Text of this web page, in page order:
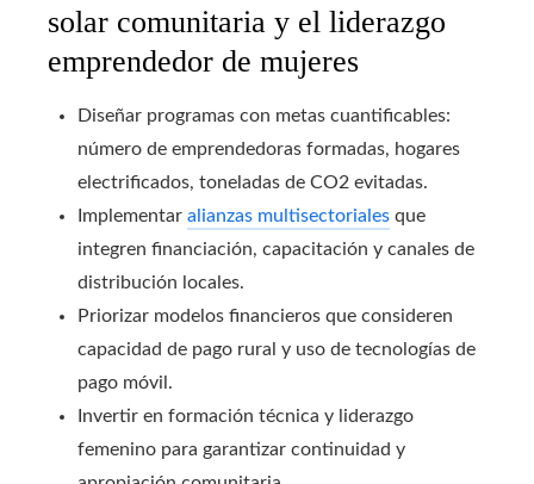
solar comunitaria y el liderazgo
emprendedor de mujeres
Diseñar programas con metas cuantificables:
número de emprendedoras formadas, hogares
electrificados, toneladas de CO2 evitadas.
Implementar alianzas multisectoriales que
integren financiación, capacitación y canales de
distribución locales.
Priorizar modelos financieros que consideren
capacidad de pago rural y uso de tecnologías de
pago móvil.
Invertir en formación técnica y liderazgo
femenino para garantizar continuidad y